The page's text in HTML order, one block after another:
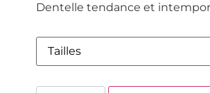
Dentelle tendance et